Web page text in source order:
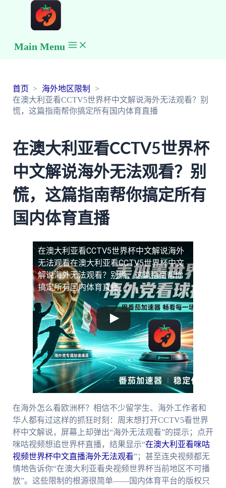
Main Menu
首页
海外地区限制
在澳大利亚看CCTV5世界杯中文解说海外无法观看？别
慌，这篇指南帮你搞定所有国内体育直播
在澳大利亚看CCTV5世界杯
中文解说海外无法观看？别
慌，这篇指南帮你搞定所有
国内体育直播
在澳大利亚看CCTV5世界杯中文解说海外
无法观看在澳大利亚看CCTV5世界杯中文
解说海外无法观看？别慌，这篇指南帮你
搞定所有国内体育直播
在海外怎么看欧洲杯？相信不少留学生、海外工作者和
华人都有过这样的抓狂时刻：周末想打开CCTV5看世界
杯中文解说，屏幕上却弹出“海外无法观看”的提示；点开
咪咕视频想追世界杯直播，结果显示“在澳大利亚看咪咕
视频世界杯中文直播海外无法观看”；甚至连央视频都无
情地告诉你“在澳大利亚看央视频世界杯当前地区不可播
放”。这些限制的根源很简单——国内体育平台的版权只